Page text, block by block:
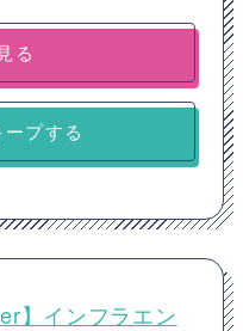
る
プする
】インフラエン